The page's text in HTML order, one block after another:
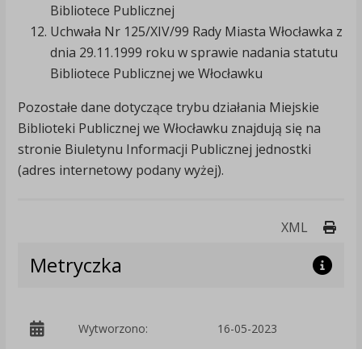
Bibliotece Publicznej
Uchwała Nr 125/XIV/99 Rady Miasta Włocławka z
dnia 29.11.1999 roku w sprawie nadania statutu
Bibliotece Publicznej we Włocławku
Pozostałe dane dotyczące trybu działania Miejskie
Biblioteki Publicznej we Włocławku znajdują się na
stronie Biuletynu Informacji Publicznej jednostki
(adres internetowy podany wyżej).
XML
Metryczka
Wytworzono: 16-05-2023